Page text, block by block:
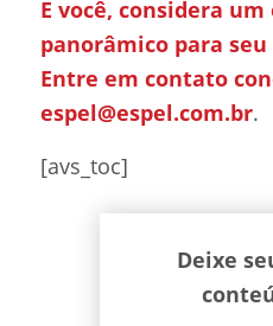
E você, considera
panorâmico para
Entre em contato
espel@espel.com.br.
[avs_toc]
Deixe